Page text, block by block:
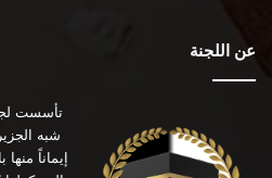
عن اللجنة
تأسست
إيماناً